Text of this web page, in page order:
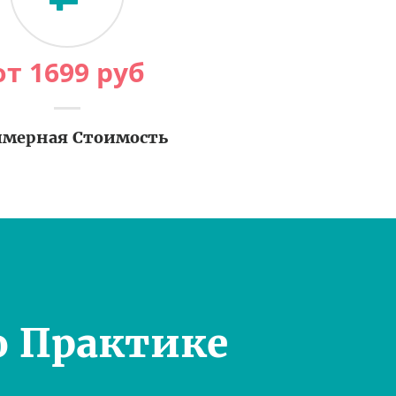
1699 руб
Стоимость
Практике